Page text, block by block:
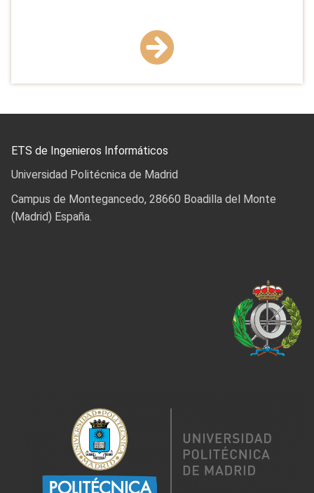
ETS de Ingenieros Informáticos
Universidad Politécnica de Madrid
Campus de Montegancedo, 28660 Boadilla del Monte
(Madrid) España.